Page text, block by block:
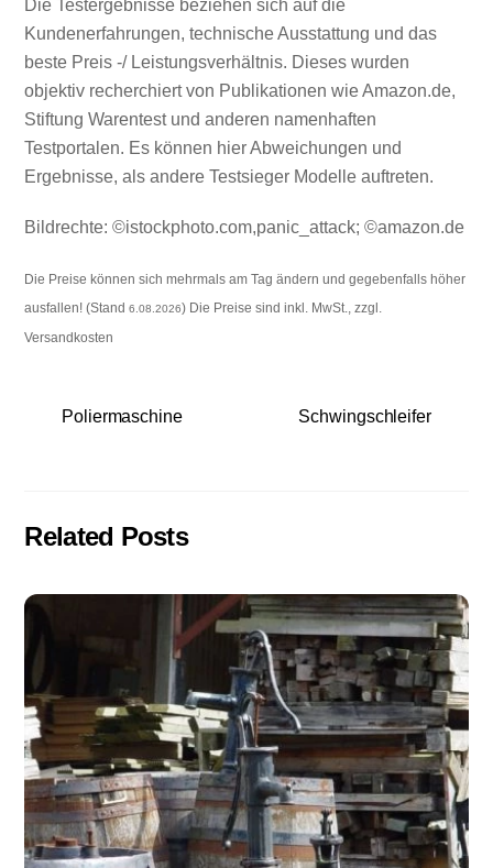
Die Testergebnisse beziehen sich auf die
Kundenerfahrungen, technische Ausstattung und das
beste Preis -/ Leistungsverhältnis. Dieses wurden
objektiv recherchiert von Publikationen wie Amazon.de,
Stiftung Warentest und anderen namenhaften
Testportalen. Es können hier Abweichungen und
Ergebnisse, als andere Testsieger Modelle auftreten.
Bildrechte: ©istockphoto.com,panic_attack; ©amazon.de
Die Preise können sich mehrmals am Tag ändern und gegebenfalls höher
ausfallen! (Stand6.08.2026) Die Preise sind inkl. MwSt., zzgl.
Versandkosten
Poliermaschine Schwingschleifer
Related Posts